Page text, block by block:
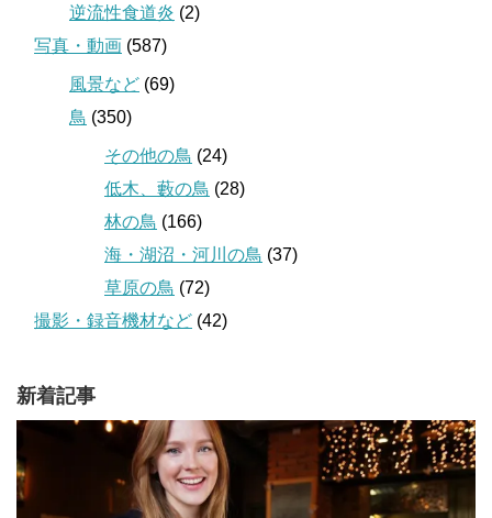
逆流性食道炎 (2)
写真・動画 (587)
風景など (69)
鳥 (350)
その他の鳥 (24)
低木、藪の鳥 (28)
林の鳥 (166)
海・湖沼・河川の鳥 (37)
草原の鳥 (72)
撮影・録音機材など (42)
新着記事